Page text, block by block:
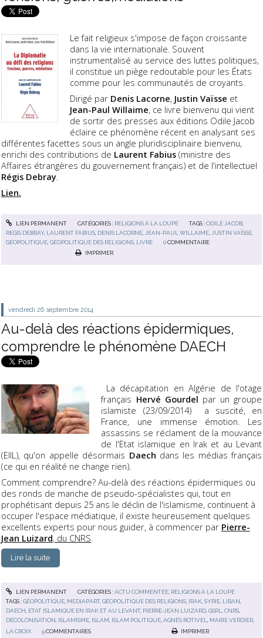
Le fait religieux s'impose de façon croissante
dans la vie internationale. Souvent
instrumentalisé au service des luttes politiques,
il constitue un piège redoutable pour les États
comme pour les communautés de croyants.
Dirigé par Denis Lacorne, Justin Vaïsse et
Jean-Paul Willaime, ce livre bienvenu qui vient
de sortir des presses aux éditions Odile Jacob
éclaire ce phénomène récent en analysant ses
différentes facettes sous un angle pluridisciplinaire bienvenu,
enrichi des contributions de Laurent Fabius (ministre des
Affaires étrangères du gouvernement français) et de l'intellectuel
Régis Debray.
Lien.
LIEN PERMANENT CATÉGORIES : RELIGIONS À LA LOUPE TAGS :ODILE JACOB
REGIS DEBRAY, LAURENT FABIUS DENIS LACORNE JEAN-PAUL WILLAIME JUSTIN VAÏSSE
GÉOPOLITIQUE ,GÉOPOLITIQUE DES RELIGIONS LIVRE 0 COMMENTAIRE
IMPRIMER
vendredi 26 septembre 2014
Au-delà des réactions épidermiques,
comprendre le phénomène DAECH
La décapitation en Algérie de l'otage
français Hervé Gourdel par un groupe
islamiste (23/09/2014) a suscité, en
France, une immense émotion. Les
assassins se réclament de la mouvance
de l'Etat islamique en Irak et au Levant
(EIIL), qu'on appelle désormais Daech dans les médias français
(ce qui en réalité ne change rien).
Comment comprendre? Au-delà des réactions épidermiques ou
des ronds de manche de pseudo-spécialistes qui, tout en
prophétisant depuis 25 ans le déclin de l'islamisme, continuent à
occuper l'espace médiatique, il existe heureusement quelques
excellents experts pour nous guider, à commencer par Pierre-
Jean Luizard, du CNRS.
Lire la suite
LIEN PERMANENT CATÉGORIES :ACTU COMMENTÉE, RELIGIONS À LA LOUPE
TAGS :GÉOPOLITIQUE MEDIAPART,GÉOPOLITIQUE DES RELIGIONS IRAK ,SYRIE LIBAN
DAECH ETAT ISLAMIQUE EN IRAK ET AU LEVANT, PIERRE-JEAN LUIZARD ,GSRL ,CNRS
DÉCOLONISATION ISLAMISME ISLAM ISLAM POLITIQUE ,AGNÈS ROTIVEL MARIE VERDIER
LA CROIX
9 COMMENTAIRES IMPRIMER